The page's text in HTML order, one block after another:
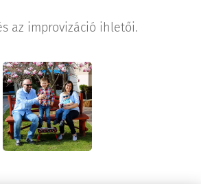
az improvizáció ihletői.